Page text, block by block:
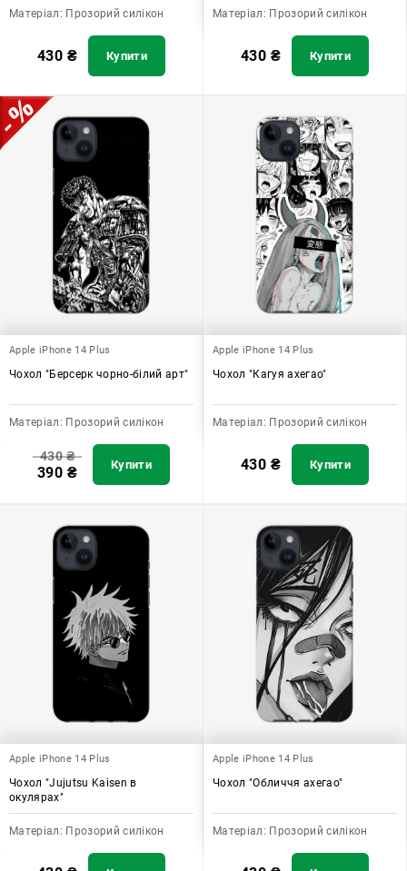
Матеріал: Прозорий силікон
430 ₴ Купити
Матеріал: Прозорий силікон
430 ₴ Купити
Apple iPhone 14 Plus
Чохол "Берсерк чорно-білий арт"
Матеріал: Прозорий силікон
430₴
390 ₴ Купити
Apple iPhone 14 Plus
Чохол "Кагуя ахегао"
Матеріал: Прозорий силікон
430 ₴ Купити
Apple iPhone 14 Plus
Чохол "Jujutsu Kaisen в
окулярах"
Матеріал: Прозорий силікон
Apple iPhone 14 Plus
Чохол "Обличчя ахегао"
Матеріал: Прозорий силікон